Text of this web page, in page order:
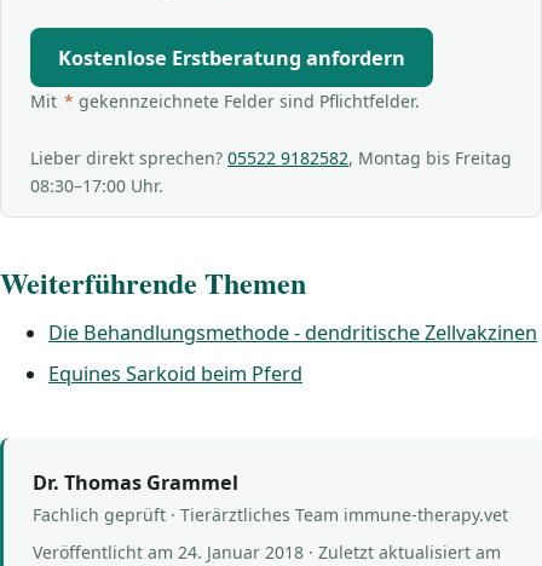
Kostenlose Erstberatung anfordern
Mit * gekennzeichnete Felder sind Pflichtfelder.
Lieber direkt sprechen? 05522 9182582, Montag bis Freitag
08:30–17:00 Uhr.
Weiterführende Themen
Die Behandlungsmethode - dendritische Zellvakzinen
Equines Sarkoid beim Pferd
Dr. Thomas Grammel
Fachlich geprüft · Tierärztliches Team immune-therapy.vet
Veröffentlicht am 24. Januar 2018 · Zuletzt aktualisiert am